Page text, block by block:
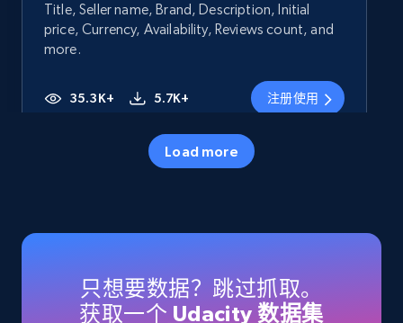
Title, Seller name, Brand, Description, Initial
price, Currency, Availability, Reviews count, and
more.
35.3K+ 5.7K+ 注册使用
Title, Seller name, Brand, Description, Initial
Load more
只想要数据？跳过抓取。
获取一个 Udacity 数据集